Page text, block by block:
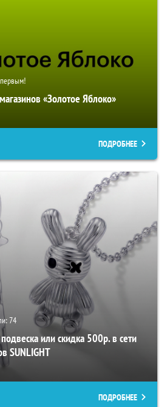
«Золотое Яблоко»
ПОДРОБНЕЕ
74
или скидка 500р. в сети
SUNLIGHT
ПОДРОБНЕЕ